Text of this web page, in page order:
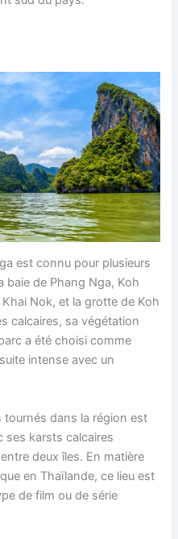
est connu pour plusieurs
de Phang Nga, Koh
Khai Nok, et la grotte de Koh
calcaires, sa végétation
a été choisi comme
intense avec un
tournés dans la région est
ses karsts calcaires
deux îles. En matière
en Thaïlande, ce lieu est
de film ou de série